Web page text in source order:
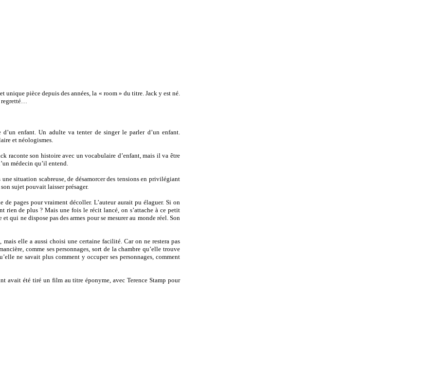
unique pièce depuis des années, la « room » du titre. Jack y est né.
enfant. Un adulte va tenter de singer le parler d’un enfant.
et néologismes.
raconte son histoire avec un vocabulaire d’enfant, mais il va être
médecin qu’il entend.
situation scabreuse, de désamorcer des tensions en privilégiant
sujet pouvait laisser présager.
pages pour vraiment décoller. L’auteur aurait pu élaguer. Si on
rien de plus ? Mais une fois le récit lancé, on s’attache à ce petit
qui ne dispose pas des armes pour se mesurer au monde réel. Son
elle a aussi choisi une certaine facilité. Car on ne restera pas
comme ses personnages, sort de la chambre qu’elle trouve
ne savait plus comment y occuper ses personnages, comment
avait été tiré un film au titre éponyme, avec Terence Stamp pour